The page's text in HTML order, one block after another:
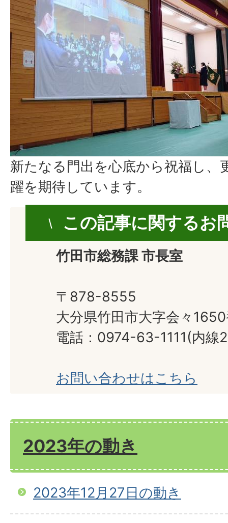
新たなる門出を心底から祝福し、
躍を期待しています。
この記事に関するお
竹田市総務課 市長室
〒878-8555
大分県竹田市大字会々
電話：0974-63-1111(内線
お問い合わせはこちら
2023年の動き
2023年12月27日の動き